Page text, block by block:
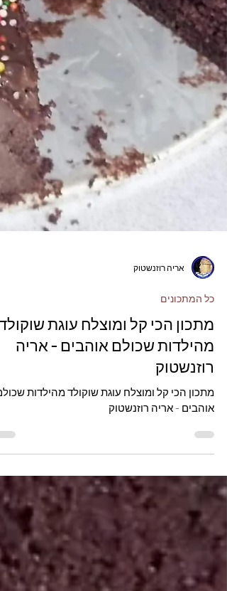
אריה רוזנשטוק
כל המתכונים
מתכון הכי קל ומוצלח עוגת
מהילדות שכולם אוהבים - אריה
רוזנשטוק
מתכון הכי קל ומוצלח עוגת שוקולד מהילדות